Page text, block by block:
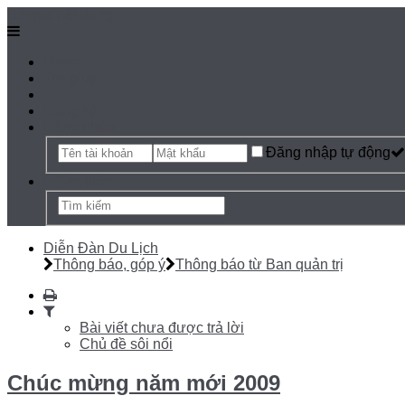
Đăng nhập tự động
Diễn Đàn Du Lịch
Thông báo, góp ý
Thông báo từ Ban quản trị
Bài viết chưa được trả lời
Chủ đề sôi nổi
Chúc mừng năm mới 2009